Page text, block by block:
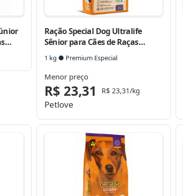
Ração Special Dog Ultralife
Sênior para Cães de Raças
Pequenas
1 kg ● Premium Especial
Menor preço
R$ 23,31 R$ 23,31/kg
Petlove